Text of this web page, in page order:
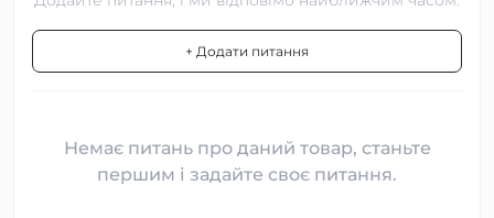
+ Додати питання
Немає питань про даний товар, станьте
першим і задайте своє питання.